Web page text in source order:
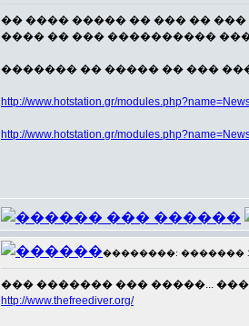
�� ���� ����� �� ��� ��
���� �� ��� ����������
������� �� ����� �� ���
http://www.hotstation.gr/
http://www.hotstation.gr/
��������: ������� 17
��� ������� ��� �����...
http://www.thefreediver.org/